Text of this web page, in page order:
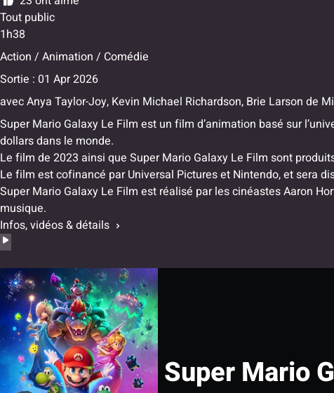
Tout public
1h38
Action / Animation / Comédie
Sortie : 01 Apr 2026
avecAnya Taylor-Joy, Kevin Michael Richardson, Brie Larson de
Super Mario Galaxy Le Film est un film d’animation basé sur
dollars dans le monde.
Le film de 2023 ainsi que Super Mario Galaxy Le Film sont
Le film est cofinancé par Universal Pictures et Nintendo, et sera
Super Mario Galaxy Le Film est réalisé par les cinéastes Aaron
musique.
Infos, vidéos & détails
Super Mario